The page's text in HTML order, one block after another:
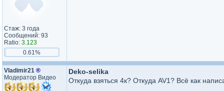
Стаж: 3 года
Сообщений: 93
Ratio: 3.123
0.61%
Vladimir21 ®
Модератор Видео
Deko-selika
Откуда взяться 4к? Откуда AV1? Всё как